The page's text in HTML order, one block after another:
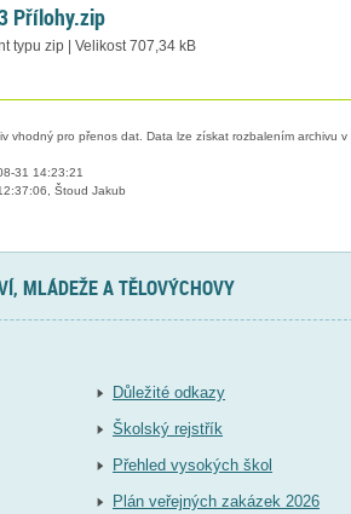
Přílohy.zip
typu zip | Velikost 707,34 kB
vhodný pro přenos dat. Data lze získat rozbalením archivu
31 14:23:21
Štoud Jakub
MLÁDEŽE A TĚLOVÝCHOVY
Důležité odkazy
Školský rejstřík
Přehled vysokých škol
Plán veřejných zakázek 2026